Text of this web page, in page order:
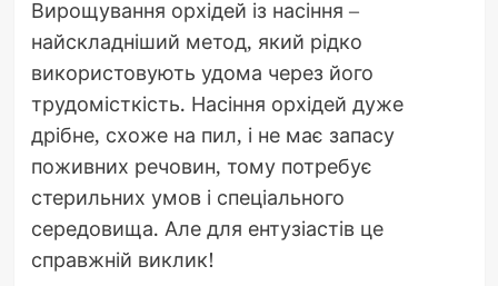
Вирощування орхідей із насіння –
найскладніший метод, який рідко
використовують удома через його
трудомісткість. Насіння орхідей дуже
дрібне, схоже на пил, і не має запасу
поживних речовин, тому потребує
стерильних умов і спеціального
середовища. Але для ентузіастів це
справжній виклик!